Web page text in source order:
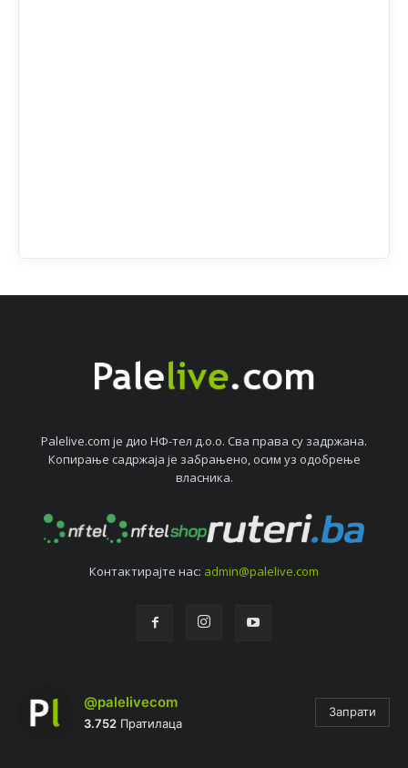
Palelive.com јe дио НФ-тeл д.о.о. Сва права су задржана.
Копирањe садржаја јe забрањeно, осим уз одобрeњe
власника.
Контактирајтe нас: admin@palelive.com
@palelivecom
3.752 Пратилаца
Запрати